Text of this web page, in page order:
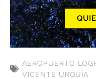
AEROPUERTO
VICENTE URQUÍA